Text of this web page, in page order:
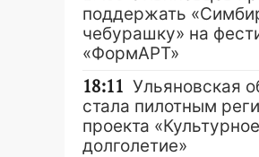
поддержать
чебурашку» на
«ФормАРТ»
18:11 Ульяновская
стала пилотным
проекта «Культурное
долголетие»